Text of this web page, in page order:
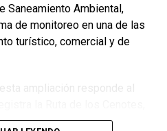
Saneamiento Ambiental,
de monitoreo en una de las
turístico, comercial y de
ampliación responde al
uno de los más